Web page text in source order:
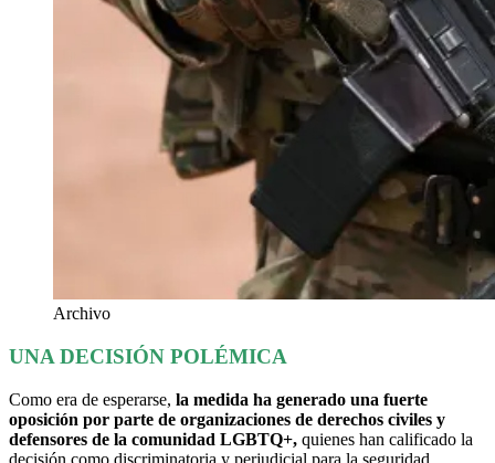
Archivo
UNA DECISIÓN POLÉMICA
Como era de esperarse, la medida ha generado una fuerte
oposición por parte de organizaciones de derechos civiles y
defensores de la comunidad LGBTQ+, quienes han calificado la
decisión como discriminatoria y perjudicial para la seguridad